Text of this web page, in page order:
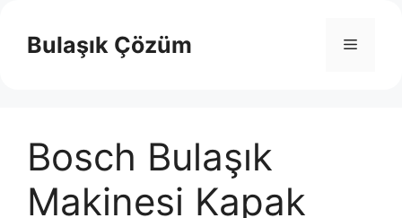
Bulaşık Çözüm Menü
Bosch Bulaşık
Makinesi Kapak